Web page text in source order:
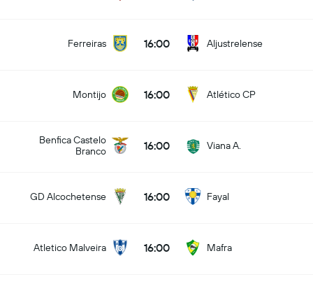
Ferreiras 16:00 Aljustrelense
Montijo 16:00 Atlético CP
Benfica Castelo
Branco
16:00 Viana A.
GD Alcochetense 16:00 Fayal
Atletico Malveira 16:00 Mafra